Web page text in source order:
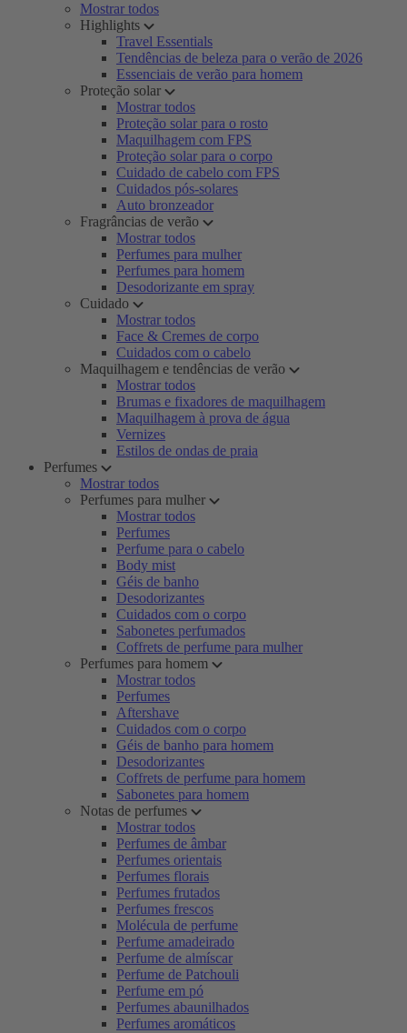
Mostrar todos
Highlights
Travel Essentials
Tendências de beleza para o verão de 2026
Essenciais de verão para homem
Proteção solar
Mostrar todos
Proteção solar para o rosto
Maquilhagem com FPS
Proteção solar para o corpo
Cuidado de cabelo com FPS
Cuidados pós-solares
Auto bronzeador
Fragrâncias de verão
Mostrar todos
Perfumes para mulher
Perfumes para homem
Desodorizante em spray
Cuidado
Mostrar todos
Face & Cremes de corpo
Cuidados com o cabelo
Maquilhagem e tendências de verão
Mostrar todos
Brumas e fixadores de maquilhagem
Maquilhagem à prova de água
Vernizes
Estilos de ondas de praia
Perfumes
Mostrar todos
Perfumes para mulher
Mostrar todos
Perfumes
Perfume para o cabelo
Body mist
Géis de banho
Desodorizantes
Cuidados com o corpo
Sabonetes perfumados
Coffrets de perfume para mulher
Perfumes para homem
Mostrar todos
Perfumes
Aftershave
Cuidados com o corpo
Géis de banho para homem
Desodorizantes
Coffrets de perfume para homem
Sabonetes para homem
Notas de perfumes
Mostrar todos
Perfumes de âmbar
Perfumes orientais
Perfumes florais
Perfumes frutados
Perfumes frescos
Molécula de perfume
Perfume amadeirado
Perfume de almíscar
Perfume de Patchouli
Perfume em pó
Perfumes abaunilhados
Perfumes aromáticos